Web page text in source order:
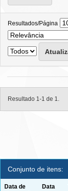
Resultados/Página
Resultado 1-1 de 1.
Conjunto de itens:
Data de
Data